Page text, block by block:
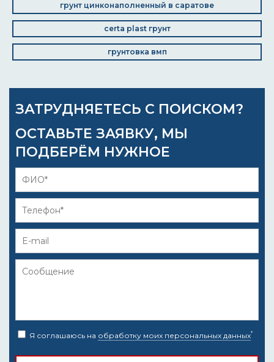
грунт цинконаполненный в саратове
certa plast грунт
грунтовка вмп
ЗАТРУДНЯЕТЕСЬ С ПОИСКОМ?
ОСТАВЬТЕ ЗАЯВКУ, МЫ
ПОДБЕРЁМ НУЖНОЕ
Я соглашаюсь на обработку моих персональных данных*